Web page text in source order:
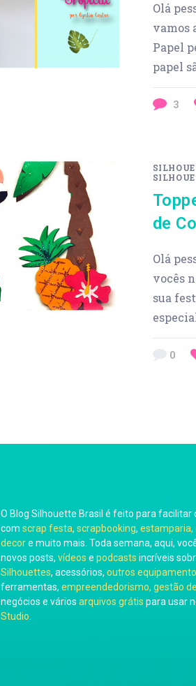
Olá
vamos
Papel
papel
3
de
Olá
vocês
sua
0
O Blog Silhouette Brasil é feito para facilitar
com scrap festa, scrapbooking, estamparia,
decore muito mais. Toda semana, aqui,
novos posts, vídeos e podcasts incríveis
Silhouettes, acessórios, outros
ferramentas, empreendedorismo, gestão
negócios e vários arquivos grátis para usar
Studio